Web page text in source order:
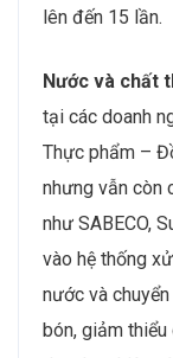
lên đến 15 lần.
Nước và chất
tại các doanh
Thực phẩm –
nhưng vẫn còn
như SABECO,
vào hệ thống
nước và
bón, giảm thiểu